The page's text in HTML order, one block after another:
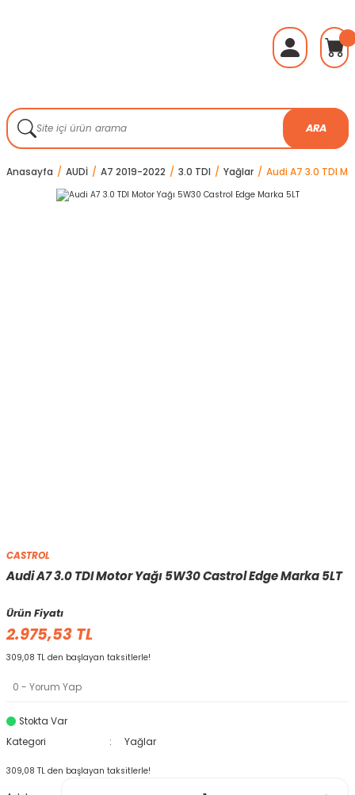
ARA
Anasayfa AUDİ A7 2019-2022 3.0 TDI Yağlar Audi A7 3.0 TDI
CASTROL
Audi A7 3.0 TDI Motor Yağı 5W30 Castrol Edge Marka 5LT
Ürün Fiyatı
2.975,53 TL
309,08 TL den başlayan taksitlerle!
0 - Yorum Yap
Stokta Var
Kategori
Yağlar
309,08 TL den başlayan taksitlerle!